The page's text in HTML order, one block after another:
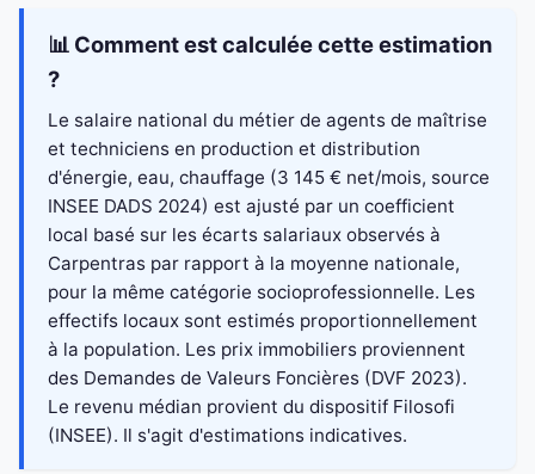
📊 Comment est calculée cette estimation
?
Le salaire national du métier de agents de maîtrise
et techniciens en production et distribution
d'énergie, eau, chauffage (3 145 € net/mois, source
INSEE DADS 2024) est ajusté par un coefficient
local basé sur les écarts salariaux observés à
Carpentras par rapport à la moyenne nationale,
pour la même catégorie socioprofessionnelle. Les
effectifs locaux sont estimés proportionnellement
à la population. Les prix immobiliers proviennent
des Demandes de Valeurs Foncières (DVF 2023).
Le revenu médian provient du dispositif Filosofi
(INSEE). Il s'agit d'estimations indicatives.